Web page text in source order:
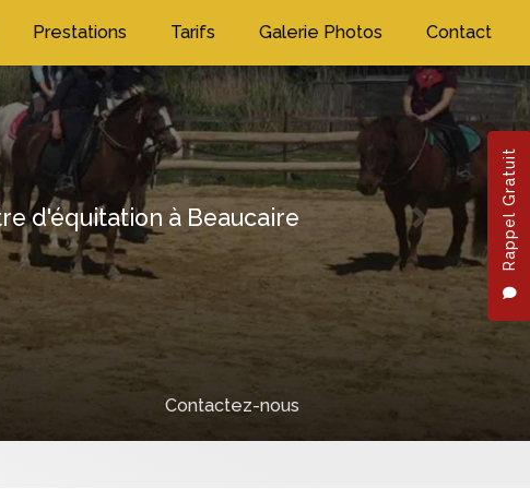
Rappel Gratuit
Prestations Tarifs Galerie Photos Contact
d'équitation à Beaucaire
Contactez-nous
Next